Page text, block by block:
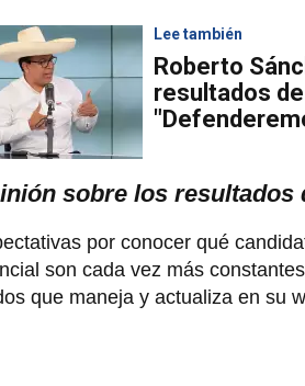
Lee también
Roberto
resultados
sobre los resultados
por conocer qué
son cada vez más
que maneja y actualiza en su